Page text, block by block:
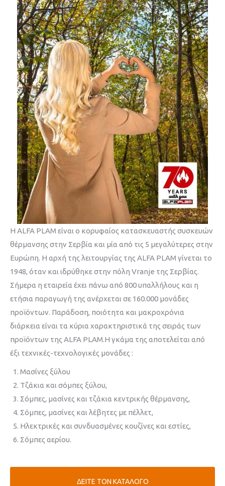
Η ALFA PLAM είναι ο κορυφαίος κατασκευαστής συσκευών
θέρμανσης στην Σερβία και μία από τις 5 μεγαλύτερες στην
Ευρώπη. Η αρχή της λειτουργίας της ALFA PLAM γίνεται το
1948, όταν και ιδρύθηκε στην πόλη Vranje της Σερβίας.
Σήμερα η εταιρεία έχει πάνω από 800 υπαλλήλους και η
ετήσια παραγωγή της ανέρχεται σε 160.000 μονάδες
προϊόντων. Παράδοση, ποιότητα και μακροχρόνια
διάρκεια είναι τα κύρια χαρακτηριστικά της σειράς των
προϊόντων της ALFA PLAM.Η γκάμα της αποτελείται από
έξι τεχνικές-τεχνολογικές μονάδες :
Μασίνες ξύλου
Τζάκια και σόμπες ξύλου,
Σόμπες, μασίνες και τζάκια κεντρικής θέρμανσης,
Σόμπες, μασίνες και λέβητες με πέλλετ,
Ηλεκτρικές και συνδυασμένες κουζίνες και εστίες,
Σόμπες αερίου.
ΔΕΙΤΕ ΤΟΝ ΚΑΤΑΛΟΓΟ